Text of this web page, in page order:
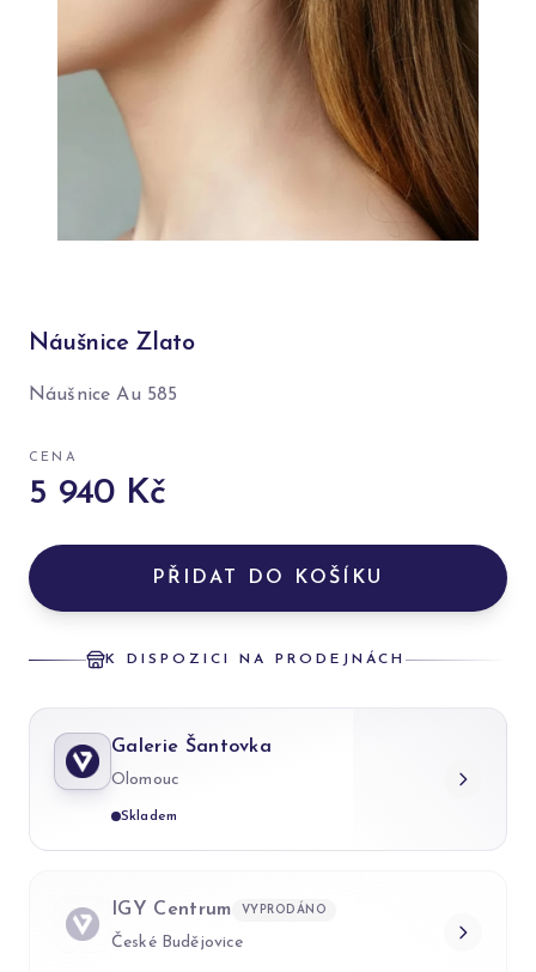
Náušnice Zlato
Náušnice Au 585
CENA
5 940 Kč
PŘIDAT DO KOŠÍKU
K DISPOZICI NA PRODEJNÁCH
Galerie Šantovka
Olomouc
Skladem
IGY Centrum VYPRODÁNO
České Budějovice